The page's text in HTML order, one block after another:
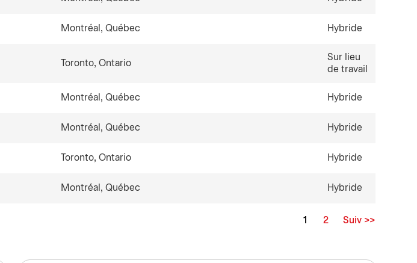
Montréal, Québec Hybride
Toronto, Ontario
Sur lieu
de travail
Montréal, Québec Hybride
Montréal, Québec Hybride
Toronto, Ontario Hybride
Montréal, Québec Hybride
Page
1 2 Suiv >>